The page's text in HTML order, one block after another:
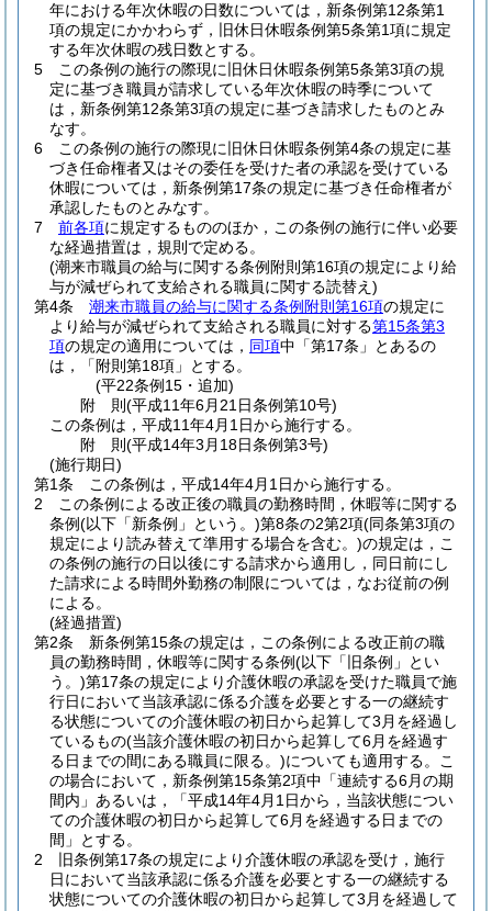
年における年次休暇の日数については，新条例第12条第1
項の規定にかかわらず，旧休日休暇条例第5条第1項に規定
する年次休暇の残日数とする。
5
この条例の施行の際現に旧休日休暇条例第5条第3項の規
定に基づき職員が請求している年次休暇の時季について
は，新条例第12条第3項の規定に基づき請求したものとみ
なす。
6
この条例の施行の際現に旧休日休暇条例第4条の規定に基
づき任命権者又はその委任を受けた者の承認を受けている
休暇については，新条例第17条の規定に基づき任命権者が
承認したものとみなす。
7
前各項に規定するもののほか，この条例の施行に伴い必要
な経過措置は，規則で定める。
(潮来市職員の給与に関する条例附則第16項の規定により給
与が減ぜられて支給される職員に関する読替え)
第4条
潮来市職員の給与に関する条例附則第16項の規定に
より給与が減ぜられて支給される職員に対する第15条第3
項の規定の適用については， 同項中「第17条」とあるの
は，「附則第18項」とする。
(平22条例15・追加)
附 則(平成11年6月21日条例第10号)
この条例は，平成11年4月1日から施行する。
附 則(平成14年3月18日条例第3号)
(施行期日)
第1条
この条例は，平成14年4月1日から施行する。
2
この条例による改正後の職員の勤務時間，休暇等に関する
条例(以下「新条例」という。)第8条の2第2項(同条第3項の
規定により読み替えて準用する場合を含む。)の規定は，こ
の条例の施行の日以後にする請求から適用し，同日前にし
た請求による時間外勤務の制限については，なお従前の例
による。
(経過措置)
第2条
新条例第15条の規定は，この条例による改正前の職
員の勤務時間，休暇等に関する条例(以下「旧条例」とい
う。)第17条の規定により介護休暇の承認を受けた職員で施
行日において当該承認に係る介護を必要とする一の継続す
る状態についての介護休暇の初日から起算して3月を経過し
ているもの(当該介護休暇の初日から起算して6月を経過す
る日までの間にある職員に限る。)についても適用する。
こ
の場合において，新条例第15条第2項中「連続する6月の期
間内」あるいは，「平成14年4月1日から，当該状態につい
ての介護休暇の初日から起算して6月を経過する日までの
間」とする。
2
旧条例第17条の規定により介護休暇の承認を受け，施行
日において当該承認に係る介護を必要とする一の継続する
状態についての介護休暇の初日から起算して3月を経過して